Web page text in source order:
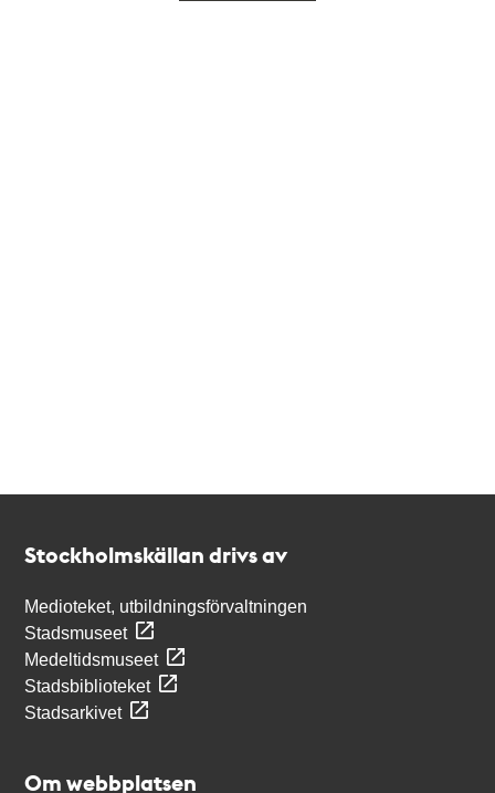
Stockholmskällan drivs av
Medioteket, utbildningsförvaltningen
Stadsmuseet
Medeltidsmuseet
Stadsbiblioteket
Stadsarkivet
Om webbplatsen